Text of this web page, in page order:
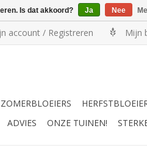
account / Registreren Mijn
ZOMERBLOEIERS
ADVIES ONZE TUINEN!
Is dat akkoord? Ja Nee